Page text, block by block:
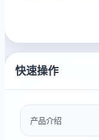
快速操作
产品介绍